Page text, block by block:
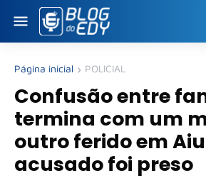
Página inicial POLICIAL
Confusão entre
termina com um
outro ferido em
acusado foi preso